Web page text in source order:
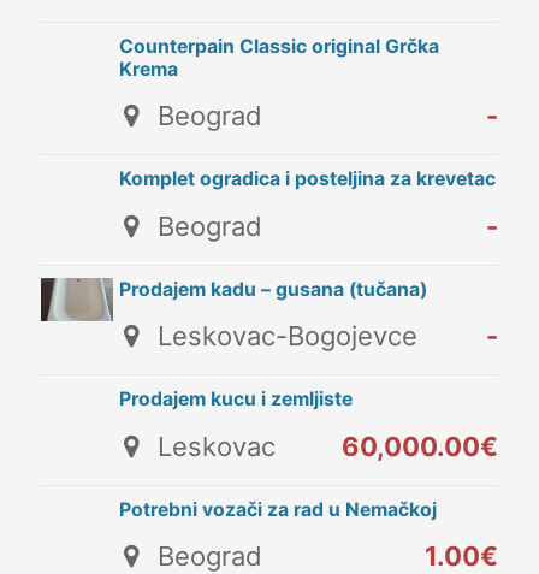
Counterpain Classic original Grčka
Krema
Beograd -
Komplet ogradica i posteljina za krevetac
Beograd -
Prodajem kadu – gusana (tučana)
Leskovac-Bogojevce -
Prodajem kucu i zemljiste
Leskovac 60,000.00€
Potrebni vozači za rad u Nemačkoj
Beograd 1.00€